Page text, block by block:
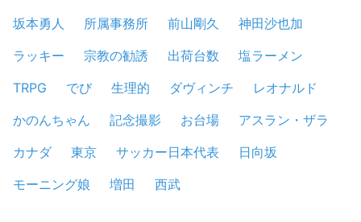
坂本勇人
所属事務所 前山剛久
神田沙也加
ラッキー
宗教の勧誘 出荷台数
塩ラーメン
TRPG
でび 生理的 ダヴィンチ
レオナルド
かのんちゃん
記念撮影 お台場
アスラン・ザラ
カナダ
東京 サッカー日本代表
日向坂
モーニング娘
増田 西武